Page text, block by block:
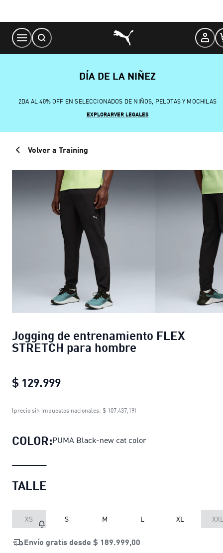
Content
DÍA DE LA NIÑEZ
2DA AL 40% OFF EN SELECCIONADOS DE NIÑOS, PELOTAS Y MOCHILAS
EXPLORARVER LEGALES
Volver a Training
Jogging de entrenamiento FLEX
STRETCH para hombre
$ 129.999
Jogging de entrenamiento FLEX
(precio sin impuestos nacionales: $ 107.437,19)
COLOR:PUMA Black-new cat color
TALLE
XS S M L XL
Envío gratis desde $ 189.999,00